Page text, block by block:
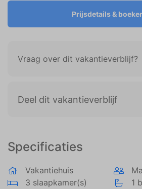
Specificaties
Vakantiehuis
3 slaapkamer(s)
1
Prijsdetails &
Vraag over dit vakantieverblijf?
Deel dit vakantieverblijf
weergeven die zijn afgestemd
voor de individuele gebruiker.